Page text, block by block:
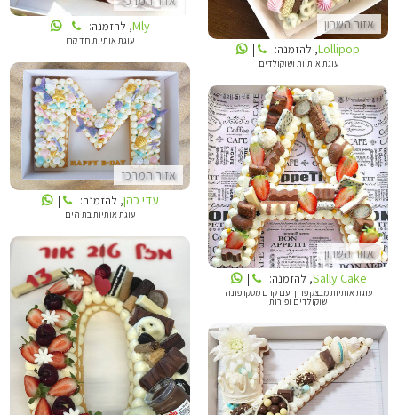
Mly, להזמנה: |
עוגת אותיות חד קרן
אזור השרון
Lollipop, להזמנה: |
עוגת אותיות ושוקולדים
אזור המרכז
עדי כהן
עדי כהן, להזמנה: |
עוגת אותיות בת הים
אזור השרון
SALLY CAKE
Sally Cake, להזמנה: |
עוגת אותיות מבצק פריך עם קרם מסקרפונה
שוקולדים ופירות
LOLLIPOP